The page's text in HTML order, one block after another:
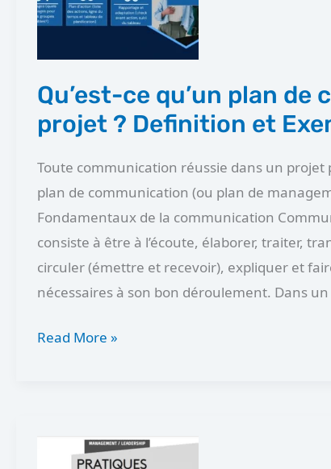
Qu’est-ce qu’un plan
projet ? Definition et
Toute communication réussie dans un projet
plan de communication (ou plan de
Fondamentaux de la communication
consiste à être à l’écoute, élaborer, traiter,
circuler (émettre et recevoir), expliquer et
nécessaires à son bon déroulement. Dans
de
projet
?
Definition
et
Exemples
Read More »
Pratique